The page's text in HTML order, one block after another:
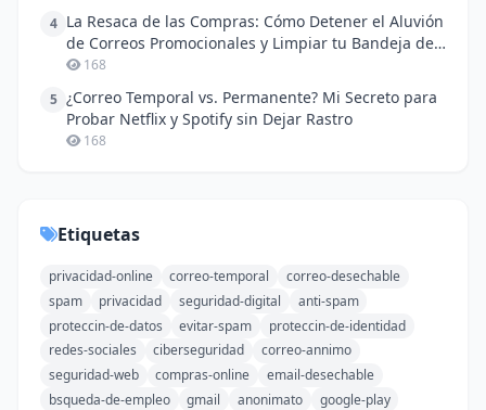
4 La Resaca de las Compras: Cómo Detener el Aluvión
de Correos Promocionales y Limpiar tu Bandeja de
Entrada
168
5 ¿Correo Temporal vs. Permanente? Mi Secreto para
Probar Netflix y Spotify sin Dejar Rastro
168
Etiquetas
privacidad-online correo-temporal
correo-desechable
spam
privacidad seguridad-digital
anti-spam
proteccin-de-datos
evitar-spam
proteccin-de-identidad
redes-sociales
ciberseguridad
correo-annimo
seguridad-web
compras-online
email-desechable
bsqueda-de-empleo
gmail anonimato
google-play